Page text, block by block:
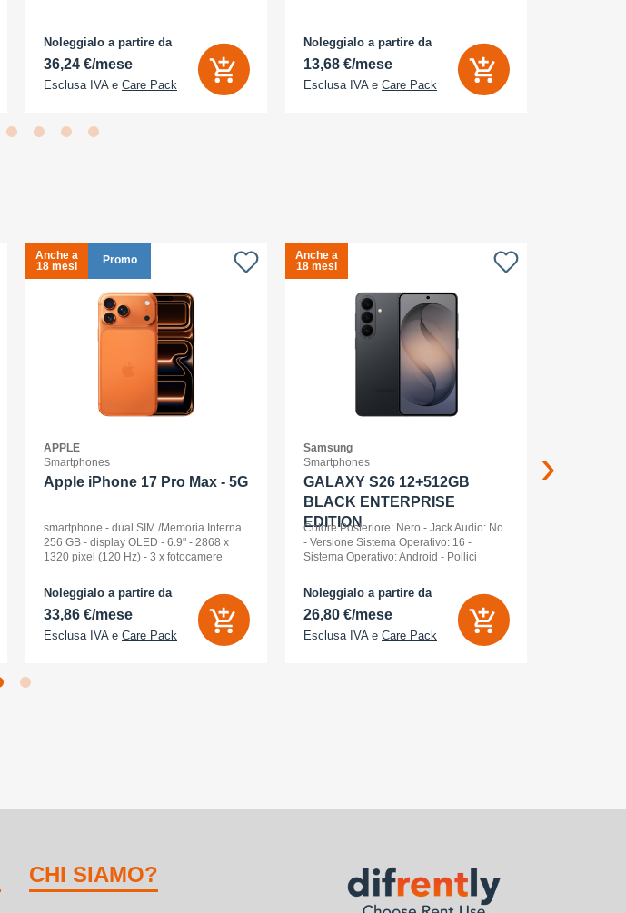
Noleggialo a partire da
36,24 €/mese
Esclusa IVA e Care Pack
Noleggialo a partire da
13,68 €/mese
Esclusa IVA e Care Pack
Anche a
18 mesi
Promo
APPLE
Smartphones
Apple iPhone 17 Pro Max - 5G
smartphone - dual SIM /Memoria Interna
256 GB - display OLED - 6.9" - 2868 x
1320 pixel (120 Hz) - 3 x fotocamere
camera 18 Megapixel - arancione
cosmico
Noleggialo a partire da
33,86 €/mese
Esclusa IVA e Care Pack
Anche a
18 mesi
Samsung
Smartphones
GALAXY S26 12+512GB
BLACK ENTERPRISE
EDITION
Colore Posteriore: Nero - Jack Audio: No
- Versione Sistema Operativo: 16 -
Sistema Operativo: Android - Pollici
- Memoria Interna (ROM): 512 GB -
Espandibile fino a: 0 GB - Dual Sim: Sì
Noleggialo a partire da
26,80 €/mese
Esclusa IVA e Care Pack
CHI SIAMO?